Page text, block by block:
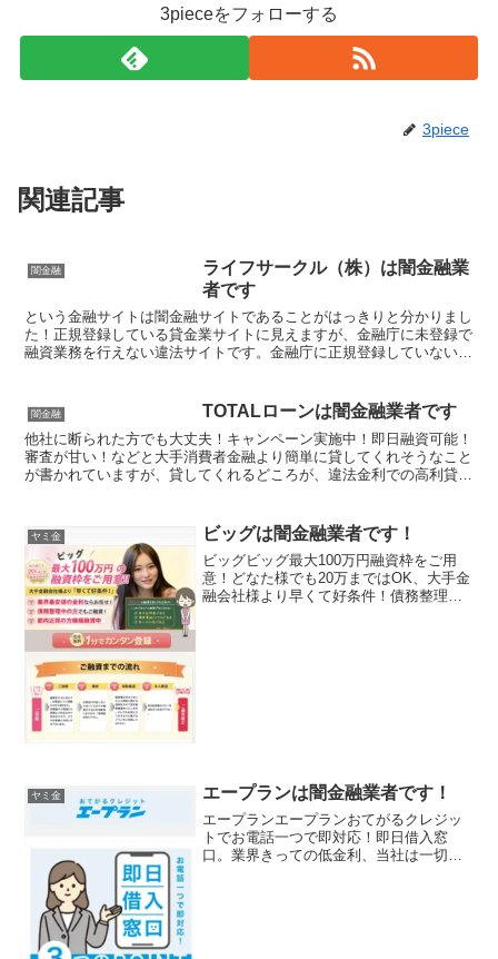
3pieceをフォローする
3piece
関連記事
闇金融
ライフサークル（株）は闇金融業
者です
という金融サイトは闇金融サイトであることがはっきりと分かりまし
た！正規登録している貸金業サイトに見えますが、金融庁に未登録で
融資業務を行えない違法サイトです。金融庁に正規登録していない未
闇金融 TOTALローンは闇金融業者です
他社に断られた方でも大丈夫！キャンペーン実施中！即日融資可能！
審査が甘い！などと大手消費者金融より簡単に貸してくれそうなこと
が書かれていますが、貸してくれるどころが、違法金利での高利貸し
ヤミ金 ビッグは闇金融業者です！
ビッグビッグ最大100万円融資枠をご用
意！どなた様でも20万まではOK、大手金
融会社様より早くて好条件！債務整理中
ヤミ金 エープランは闇金融業者です！
エープランエープランおてがるクレジッ
トでお電話一つで即対応！即日借入窓
口。業界きっての低金利、当社は一切短